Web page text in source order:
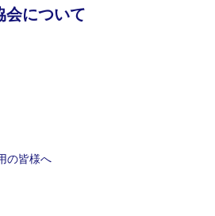
会について
の皆様へ